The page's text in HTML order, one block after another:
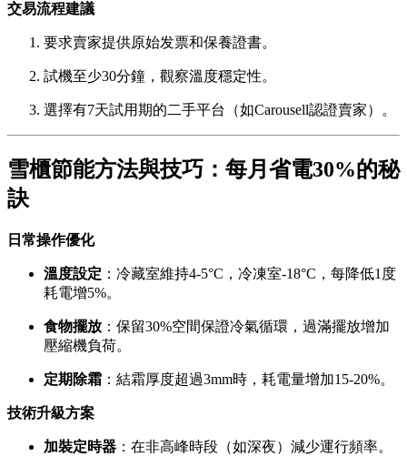
交易流程建議
要求賣家提供原始发票和保養證書。
試機至少30分鐘，觀察溫度穩定性。
選擇有7天試用期的二手平台（如Carousell認證賣家）。
雪櫃節能方法與技巧：每月省電30%的秘
訣
日常操作優化
溫度設定 ：冷藏室維持4-5°C，冷凍室-18°C，每降低1度
耗電增5%。
食物擺放 ：保留30%空間保證冷氣循環，過滿擺放增加
壓縮機負荷。
定期除霜 ：結霜厚度超過3mm時，耗電量增加15-20%。
技術升級方案
加裝定時器 ：在非高峰時段（如深夜）減少運行頻率。